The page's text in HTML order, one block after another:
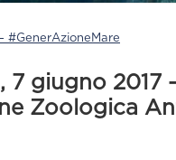
#GenerAzioneMare
7 giugno 2017
Zoologica